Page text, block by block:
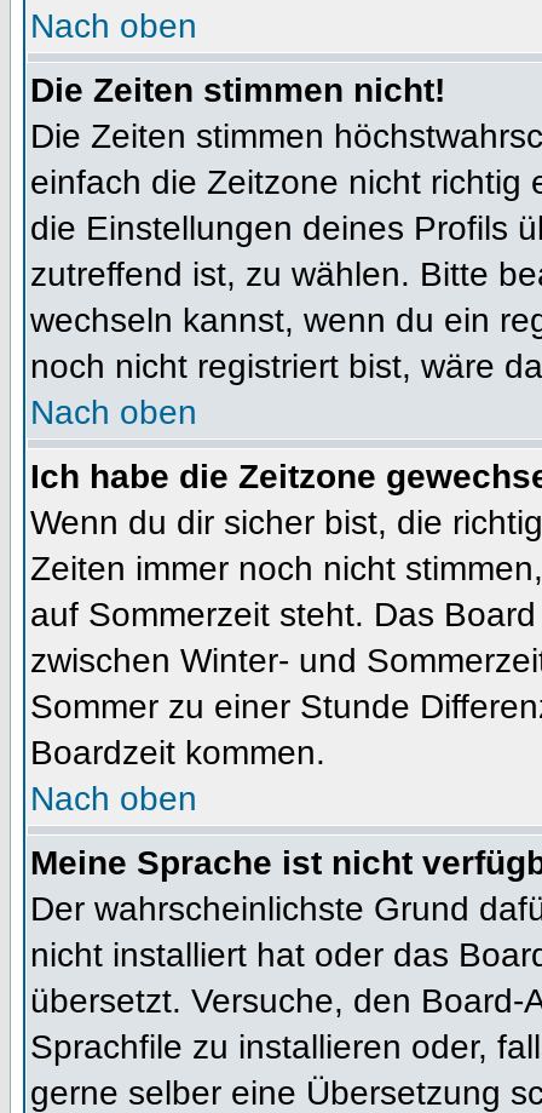
Nach oben
Die Zeiten stimmen nicht!
Die Zeiten stimmen
einfach die Zeitzone nicht richtig
die Einstellungen deines Profils
zutreffend ist, zu wählen. Bitte
wechseln kannst, wenn du ein
noch nicht registriert bist, wäre
Nach oben
Ich habe die Zeitzone
Wenn du dir sicher bist, die
Zeiten immer noch nicht
auf Sommerzeit steht. Das
zwischen Winter- und
Sommer zu einer Stunde
Boardzeit kommen.
Nach oben
Meine Sprache ist nicht
Der wahrscheinlichste Grund
nicht installiert hat oder das
übersetzt. Versuche, den
Sprachfile zu installieren oder,
gerne selber eine Übersetzung